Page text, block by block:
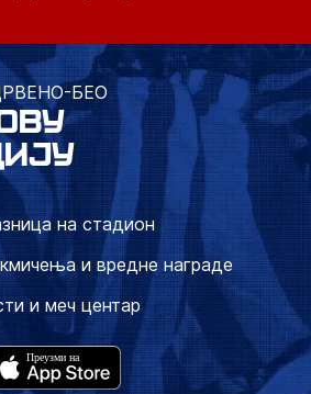
БЕО
на стадион
и вредне награде
и меч центар